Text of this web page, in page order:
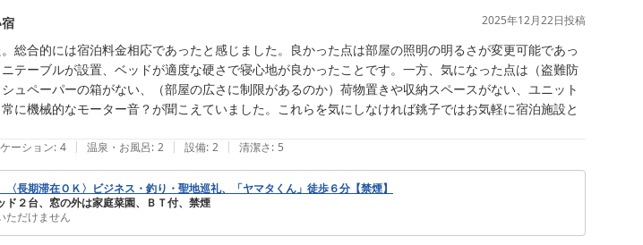
2025年12月22日投稿
総合的には宿泊料金相応であったと感じました。良かった点は部屋の照明の明るさが変更可能であっ
テーブルが設置、ベッドが適度な硬さで寝心地が良かったことです。一方、気になった点は（盗難防
ュペーパーの箱がない、（部屋の広さに制限があるのか）荷物置きや収納スペースがない、ユニット
に機械的なモーター音？が聞こえていました。これらを気にしなければ銚子ではお気軽に宿泊施設と
ーション: 4 | 温泉・お風呂: 2 | 設備: 2 | 清潔さ: 5
〈長期滞在ＯＫ〉ビジネス・釣り・聖地巡礼、「ヤマタくん」徒歩６分【禁煙】
ド２台、窓の外は家庭菜園、ＢＴ付、禁煙
ただけません